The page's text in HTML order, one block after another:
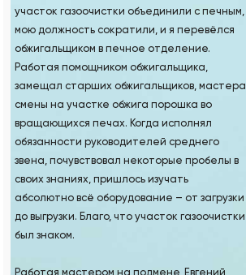
участок газоочистки объединили с печным,
мою должность сократили, и я перевёлся
обжигальщиком в печное отделение.
Работая помощником обжигальщика,
замещал старших обжигальщиков, мастера
смены на участке обжига порошка во
вращающихся печах. Когда исполнял
обязанности руководителей среднего
звена, почувствовал некоторые пробелы в
своих знаниях, пришлось изучать
абсолютно всё оборудование – от загрузки
до выгрузки. Благо, что участок газоочистки
был знаком.
Работая мастером на подмене, Евгений